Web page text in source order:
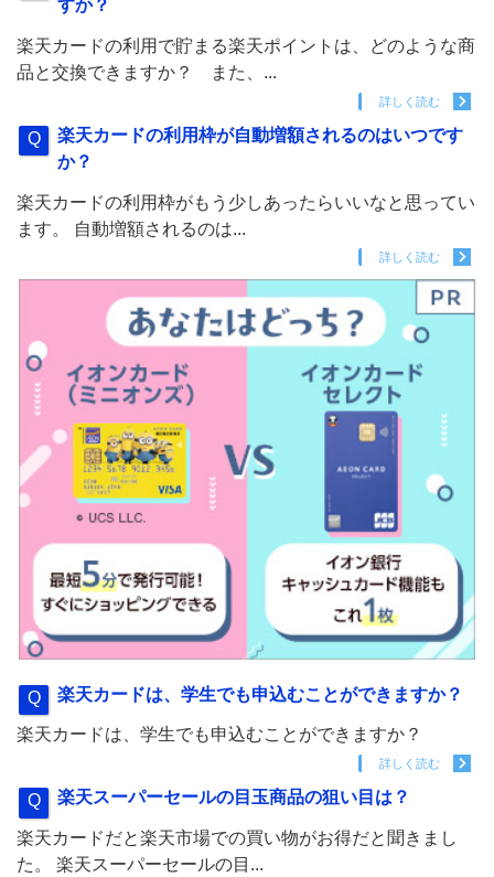
すか？
楽天カードの利用で貯まる楽天ポイントは、どのような商
品と交換できますか？ また、...
詳しく読む
楽天カードの利用枠が自動増額されるのはいつです
か？
楽天カードの利用枠がもう少しあったらいいなと思ってい
ます。 自動増額されるのは...
詳しく読む
楽天カードは、学生でも申込むことができますか？
楽天カードは、学生でも申込むことができますか？
詳しく読む
楽天スーパーセールの目玉商品の狙い目は？
楽天カードだと楽天市場での買い物がお得だと聞きまし
た。 楽天スーパーセールの目...